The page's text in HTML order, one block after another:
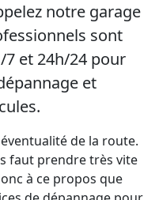
notre garage
sont
et 24h/24 pour
et
de la route.
faut prendre très vite
à ce propos que